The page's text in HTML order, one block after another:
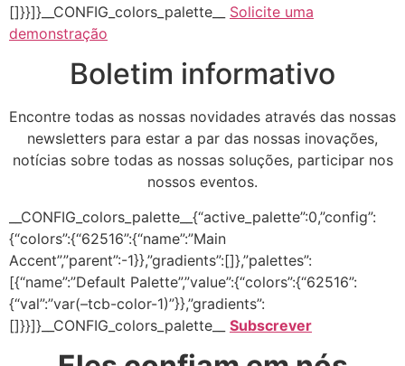
[]}}]}__CONFIG_colors_palette__ Solicite uma
demonstração
Boletim informativo
Encontre todas as nossas novidades através das nossas
newsletters para estar a par das nossas inovações,
notícias sobre todas as nossas soluções, participar nos
nossos eventos.
__CONFIG_colors_palette__{“active_palette”:0,”config”:
{“colors”:{“62516”:{“name”:”Main
Accent”,”parent”:-1}},”gradients”:[]},”palettes”:
[{“name”:”Default Palette”,”value”:{“colors”:{“62516”:
{“val”:”var(–tcb-color-1)”}},”gradients”:
[]}}]}__CONFIG_colors_palette__ Subscrever